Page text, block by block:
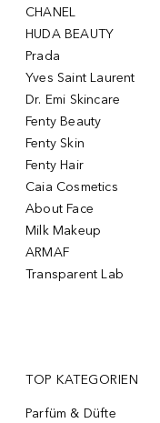
CHANEL
HUDA BEAUTY
Prada
Yves Saint Laurent
Dr. Emi Skincare
Fenty Beauty
Fenty Skin
Fenty Hair
Caia Cosmetics
About Face
Milk Makeup
ARMAF
Transparent Lab
TOP KATEGORIEN
Parfüm & Düfte